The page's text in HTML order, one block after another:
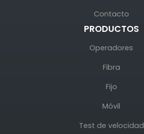
Contacto
PRODUCTOS
Operadores
Fibra
Fijo
Móvil
Test de velocidad